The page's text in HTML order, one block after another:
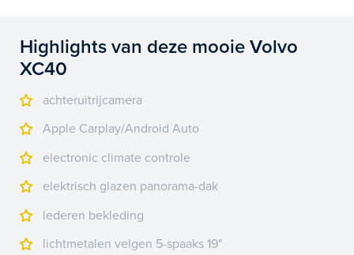
Highlights van deze mooie Volvo
XC40
achteruitrijcamera
Apple Carplay/Android Auto
electronic climate controle
elektrisch glazen panorama-dak
lederen bekleding
lichtmetalen velgen 5-spaaks 19"